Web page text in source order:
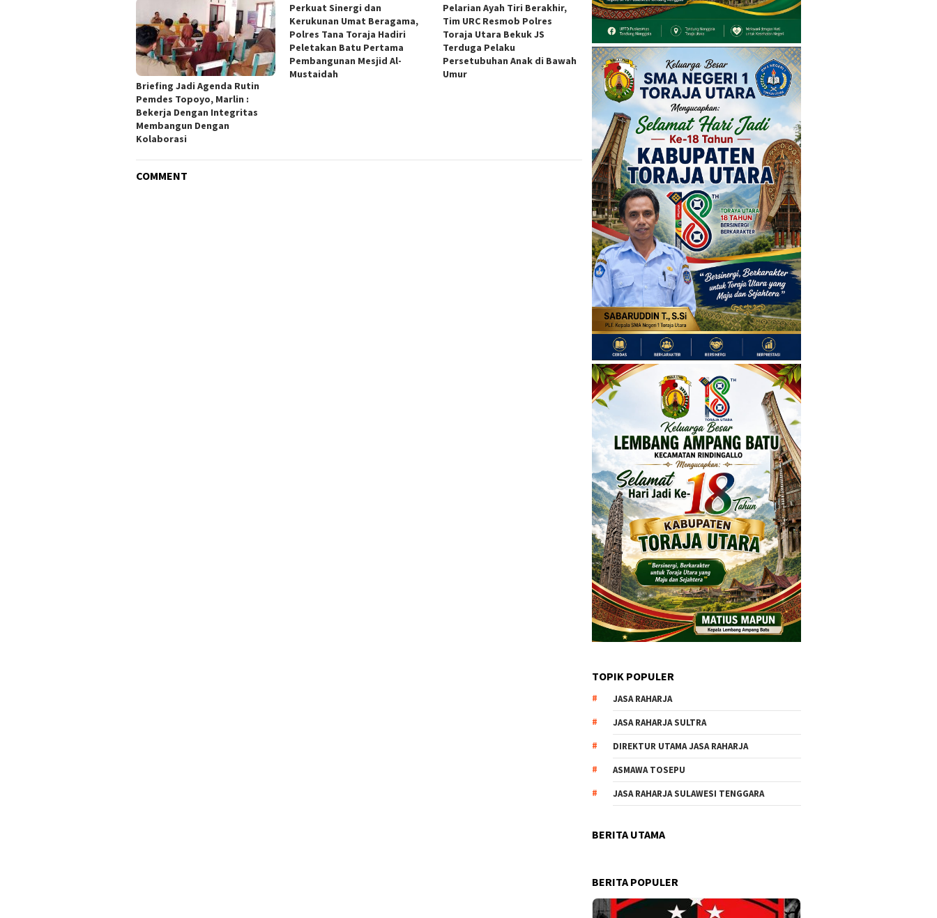
Briefing Jadi Agenda Rutin
Pemdes Topoyo, Marlin :
Bekerja Dengan Integritas
Membangun Dengan
Kolaborasi
Perkuat Sinergi dan
Kerukunan Umat Beragama,
Polres Tana Toraja Hadiri
Peletakan Batu Pertama
Pembangunan Mesjid Al-
Mustaidah
Pelarian Ayah Tiri Berakhir,
Tim URC Resmob Polres
Toraja Utara Bekuk JS
Terduga Pelaku
Persetubuhan Anak di Bawah
Umur
COMMENT
TOPIK POPULER
JASA RAHARJA
JASA RAHARJA SULTRA
DIREKTUR UTAMA JASA RAHARJA
ASMAWA TOSEPU
JASA RAHARJA SULAWESI TENGGARA
BERITA UTAMA
BERITA POPULER